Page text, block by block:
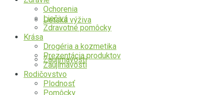
Detská výživa
Zaujímavosti
Ochorenia
Liečivá
Zdravotné pomôcky
Krása
Drogéria a kozmetika
Prezentácia produktov
Zaujímavosti
Rodičovstvo
Plodnosť
Pomôcky